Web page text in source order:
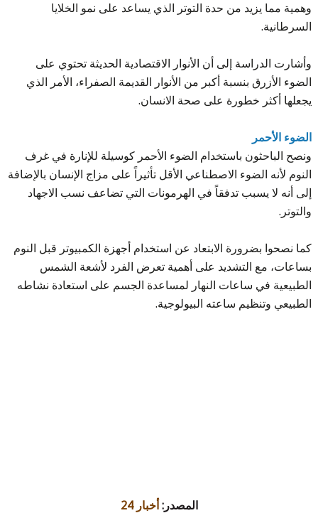
وهمية مما يزيد من حدة التوتر الذي يساعد على نمو الخلايا
السرطانية.
وأشارت الدراسة إلى أن الأنوار الاقتصادية الحديثة تحتوي على
الضوء الأزرق بنسبة أكبر من الأنوار القديمة الصفراء، الأمر الذي
يجعلها أكثر خطورة على صحة الانسان.
الضوء الأحمر
ونصح الباحثون باستخدام الضوء الأحمر كوسيلة للإنارة في غرف
النوم لأنه الضوء الاصطناعي الأقل تأثيراً على مزاج الإنسان بالإضافة
إلى أنه لا يسبب تدفقاً في الهرمونات التي تضاعف نسب الاجهاد
والتوتر.
كما نصحوا بضرورة الابتعاد عن استخدام أجهزة الكمبيوتر قبل النوم
بساعات، مع التشديد على أهمية تعرض الفرد لأشعة الشمس
الطبيعية في ساعات النهار لمساعدة الجسم على استعادة نشاطه
الطبيعي وتنظيم ساعته البيولوجية.
المصدر: أخبار 24